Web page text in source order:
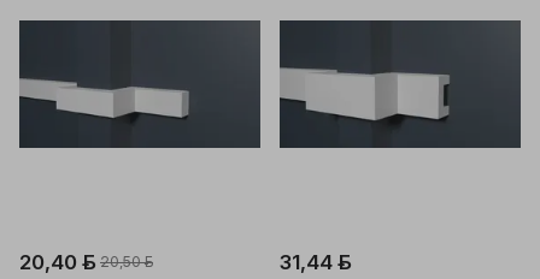
20,40 ƃ 20,50 ƃ 31,44 ƃ